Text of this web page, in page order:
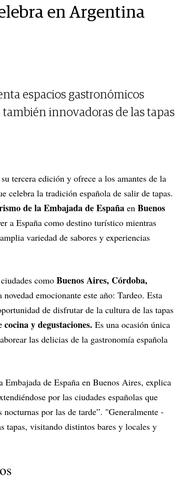
en Argentina
espacios gastronómicos
también innovadoras de las tapas
tercera edición y ofrece a los amantes de la
celebra la tradición española de salir de tapas.
de la Embajada de España en Buenos
a España como destino turístico mientras
variedad de sabores y experiencias
como Buenos Aires, Córdoba,
novedad emocionante este año: Tardeo. Esta
de disfrutar de la cultura de las tapas
y degustaciones. Es una ocasión única
las delicias de la gastronomía española
de España en Buenos Aires, explica
por las ciudades españolas que
por las de tarde”. "Generalmente -
tapas, visitando distintos bares y locales y